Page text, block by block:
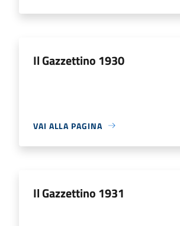
Il Gazzettino 1930
VAI ALLA PAGINA
Il Gazzettino 1931